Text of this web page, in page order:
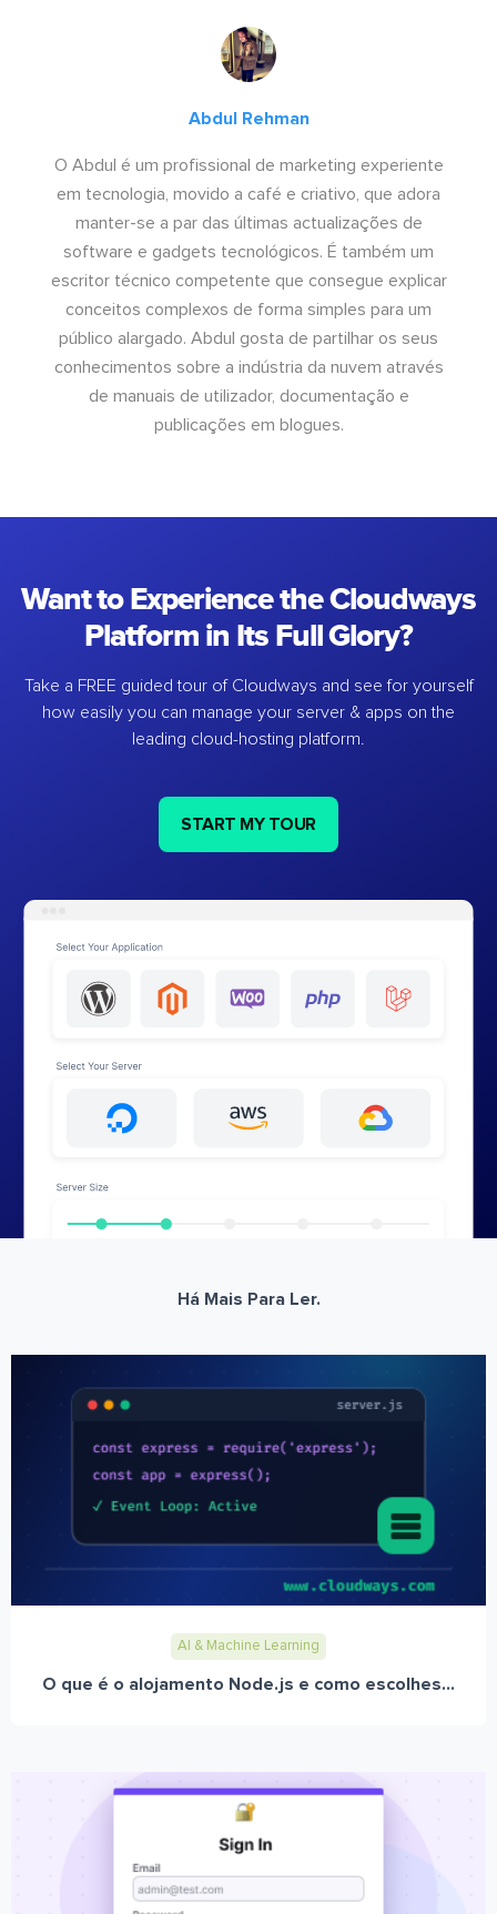
Abdul Rehman
O Abdul é um profissional de marketing experiente
em tecnologia, movido a café e criativo, que adora
manter-se a par das últimas actualizações de
software e gadgets tecnológicos. É também um
escritor técnico competente que consegue explicar
conceitos complexos de forma simples para um
público alargado. Abdul gosta de partilhar os seus
conhecimentos sobre a indústria da nuvem através
de manuais de utilizador, documentação e
publicações em blogues.
Want to Experience the Cloudways
Platform in Its Full Glory?
Take a FREE guided tour of Cloudways and see for yourself
how easily you can manage your server & apps on the
leading cloud-hosting platform.
START MY TOUR
Há Mais Para Ler.
AI & Machine Learning
O que é o alojamento Node.js e como escolhes...